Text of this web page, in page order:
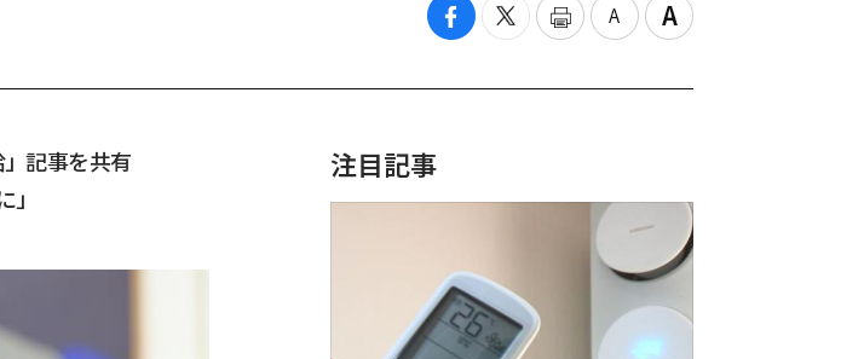
記事を共有
注目記事